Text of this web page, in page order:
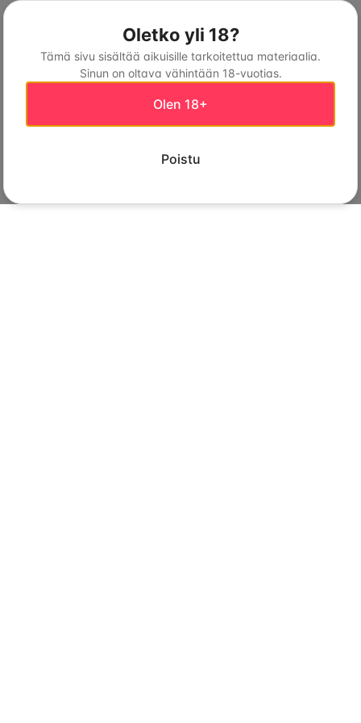
Oletko yli 18?
Tämä sivu sisältää aikuisille tarkoitettua materiaalia.
Sinun on oltava vähintään 18-vuotias.
Olen 18+
Poistu